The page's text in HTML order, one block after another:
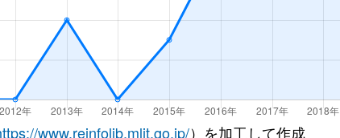
徒歩5分 65m²
メトロ) 徒歩8分
トロ) 徒歩7分 60m² 築49年
www.reinfolib.mlit.go.jp/）を加工して作成